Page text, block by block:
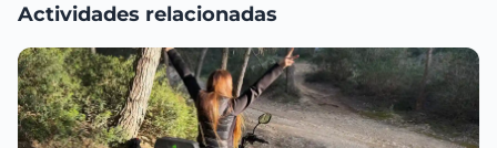
Actividades relacionadas